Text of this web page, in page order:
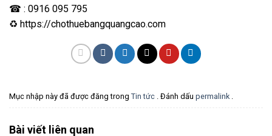
☎ : 0916 095 795
♻ https://chothuebangquangcao.com
Mục nhập này đã được đăng trong Tin tức . Đánh dấu permalink
Bài viết liên quan